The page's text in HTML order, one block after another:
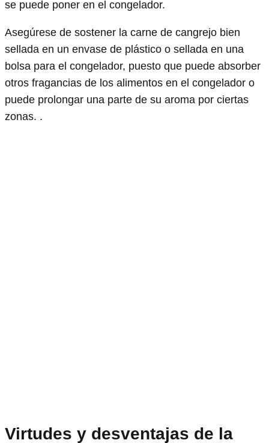
se puede poner en el congelador.
Asegúrese de sostener la carne de cangrejo bien
sellada en un envase de plástico o sellada en una
bolsa para el congelador, puesto que puede absorber
otros fragancias de los alimentos en el congelador o
puede prolongar una parte de su aroma por ciertas
zonas. .
Virtudes y desventajas de la